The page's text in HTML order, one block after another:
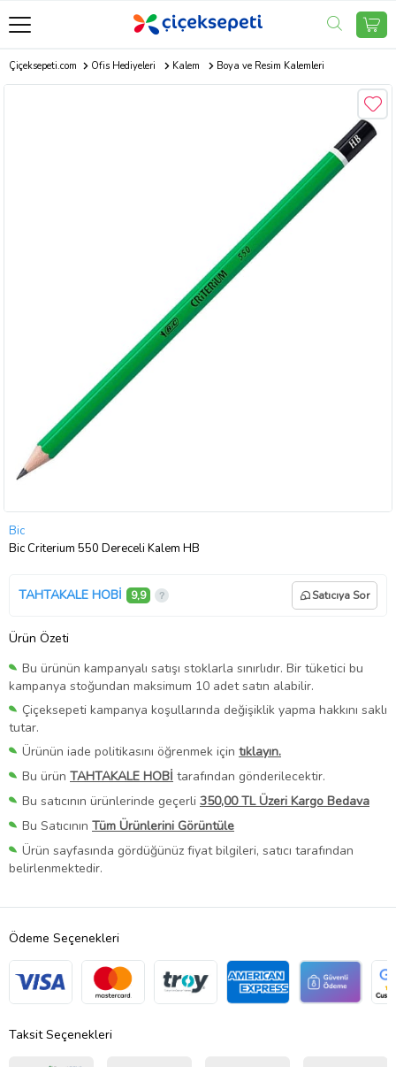
Çiçeksepeti.com Ofis Hediyeleri Kalem Boya ve Resim Kalemleri
Bic
Bic Criterium 550 Dereceli Kalem HB
TAHTAKALE HOBİ 9,9 Satıcıya Sor
Ürün Özeti
Bu ürünün kampanyalı satışı stoklarla sınırlıdır. Bir tüketici bu
kampanya stoğundan maksimum 10 adet satın alabilir.
Çiçeksepeti kampanya koşullarında değişiklik yapma hakkını saklı
tutar.
Ürünün iade politikasını öğrenmek için tıklayın.
Bu ürün TAHTAKALE HOBİ tarafından gönderilecektir.
Bu satıcının ürünlerinde geçerli 350,00 TL Üzeri Kargo Bedava
Bu Satıcının Tüm Ürünlerini Görüntüle
Ürün sayfasında gördüğünüz fiyat bilgileri, satıcı tarafından
belirlenmektedir.
Ödeme Seçenekleri
Taksit Seçenekleri